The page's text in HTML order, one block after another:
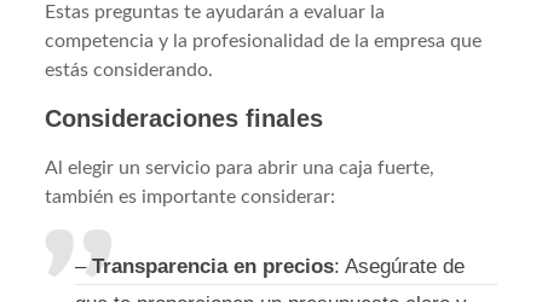
Estas preguntas te ayudarán a evaluar la
competencia y la profesionalidad de la empresa que
estás considerando.
Consideraciones finales
Al elegir un servicio para abrir una caja fuerte,
también es importante considerar:
–Transparencia en precios: Asegúrate de